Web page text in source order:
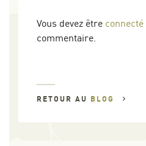
Vous devez être connecté
commentaire.
RETOUR AU BLOG